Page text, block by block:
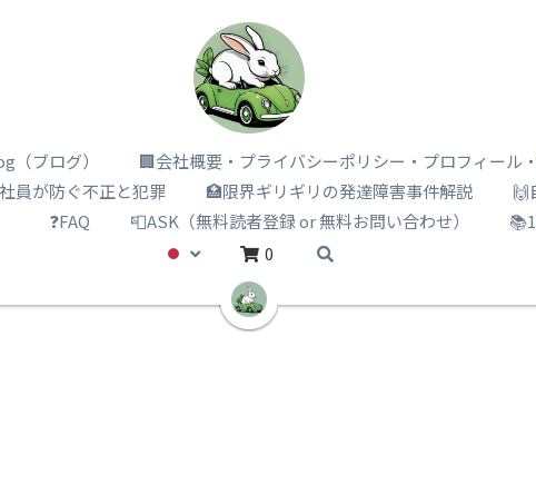
（ブログ） 🏢会社概要・プライバシーポリシー・プロフィール
員が防ぐ不正と犯罪
🏥限界ギリギリの発達障害事件解説
🙌
❓FAQ 📮ASK（無料読者登録 or 無料お問い合わせ）
0